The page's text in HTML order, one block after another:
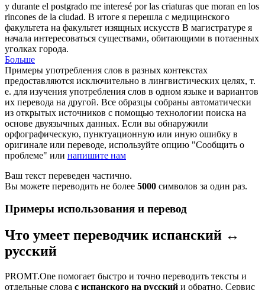
y durante el postgrado me interesé por las criaturas que moran en los
rincones de la ciudad. В итоге я перешла с медицинского
факультета на факультет изящных искусств В магистратуре я
начала интересоваться существами, обитающими в потаенных
уголках города.
Больше
Примеры употребления слов в разных контекстах
предоставляются исключительно в лингвистических целях, т.
е. для изучения употребления слов в одном языке и вариантов
их перевода на другой. Все образцы собраны автоматически
из открытых источников с помощью технологии поиска на
основе двуязычных данных. Если вы обнаружили
орфографическую, пунктуационную или иную ошибку в
оригинале или переводе, используйте опцию "Сообщить о
проблеме" или напишите нам
Ваш текст переведен частично.
Вы можете переводить не более 5000 символов за один раз.
Примеры использования и перевод
Что умеет переводчик испанский ↔
русский
PROMT.One помогает быстро и точно переводить тексты и
отдельные слова с испанского на русский и обратно. Сервис